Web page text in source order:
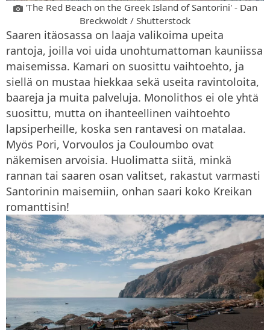
'The Red Beach on the Greek Island of Santorini' - Dan
Breckwoldt / Shutterstock
Saaren itäosassa on laaja valikoima upeita
rantoja, joilla voi uida unohtumattoman kauniissa
maisemissa. Kamari on suosittu vaihtoehto, ja
siellä on mustaa hiekkaa sekä useita ravintoloita,
baareja ja muita palveluja. Monolithos ei ole yhtä
suosittu, mutta on ihanteellinen vaihtoehto
lapsiperheille, koska sen rantavesi on matalaa.
Myös Pori, Vorvoulos ja Couloumbo ovat
näkemisen arvoisia. Huolimatta siitä, minkä
rannan tai saaren osan valitset, rakastut varmasti
Santorinin maisemiin, onhan saari koko Kreikan
romanttisin!